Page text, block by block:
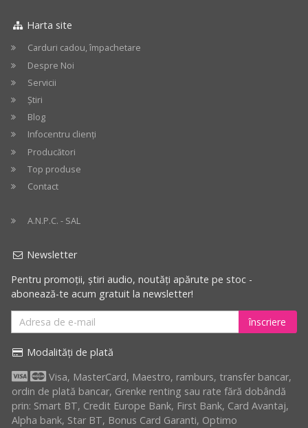
Harta site
Carduri cadou, împachetare
Despre Noi
Servicii
Știri
Blog
Infocentru clienți
Producători
Top produse
Contact
A.N.P.C. - SAL
Newsletter
Pentru promoții, știri audio, noutăți apărute pe stoc -
abonează-te acum gratuit la newsletter!
înscriere
Modalități de plată
Visa, MasterCard, Maestro, ramburs, transfer bancar,
ordin de plată bancar, Grenke renting sau rate fără dobândă
prin: Smart BT, Credit Europe Bank, First Bank, Card Avantaj,
Alpha bank, Star BT, Bonus Card Garanti, Optimo